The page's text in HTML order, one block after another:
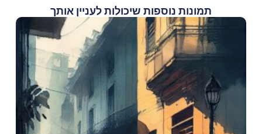
תמונות נוספות שיכולות לעניין אותך